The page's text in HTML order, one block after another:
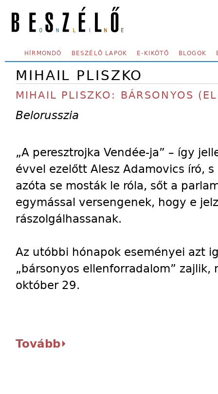
SECONDARY MENU
HÍRMONDÓ BESZÉLŐ LAPOK E-KIKÖTŐ BLOGOK
MIHAIL PLISZKO
MIHAIL PLISZKO: BÁRSONYOS
Belorusszia
„A peresztrojka Vendée-ja” – így
évvel ezelőtt Alesz Adamovics író,
azóta se mosták le róla, sőt a
egymással versengenek, hogy e
rászolgálhassanak.
Az utóbbi hónapok eseményei azt
„bársonyos ellenforradalom”
október 29.
Tovább